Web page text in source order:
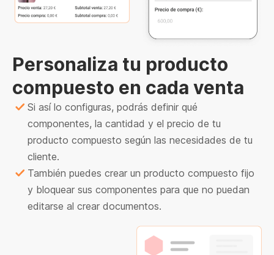
Personaliza tu producto
compuesto en cada venta
Si así lo configuras, podrás definir qué
componentes, la cantidad y el precio de tu
producto compuesto según las necesidades de tu
cliente.
También puedes crear un producto compuesto fijo
y bloquear sus componentes para que no puedan
editarse al crear documentos.